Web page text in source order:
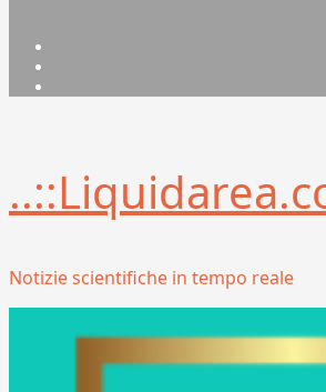
Notizie scientifiche in tempo reale